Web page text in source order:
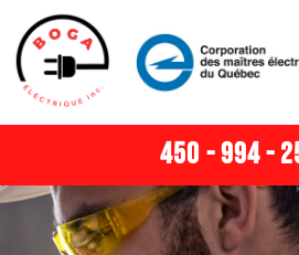
450 - 994 -